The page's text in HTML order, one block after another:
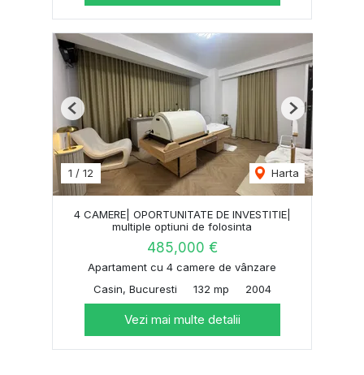
1 / 12 Harta
Previous Next
4 CAMERE| OPORTUNITATE DE INVESTITIE|
multiple optiuni de folosinta
485,000 €
Apartament cu 4 camere de vânzare
Casin, Bucuresti
132 mp 2004
Vezi mai multe detalii